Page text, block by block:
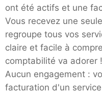
ont été actifs et une
Vous recevez une
regroupe tous vos
claire et facile à
comptabilité va adorer !
Aucun engagement :
facturation d'un